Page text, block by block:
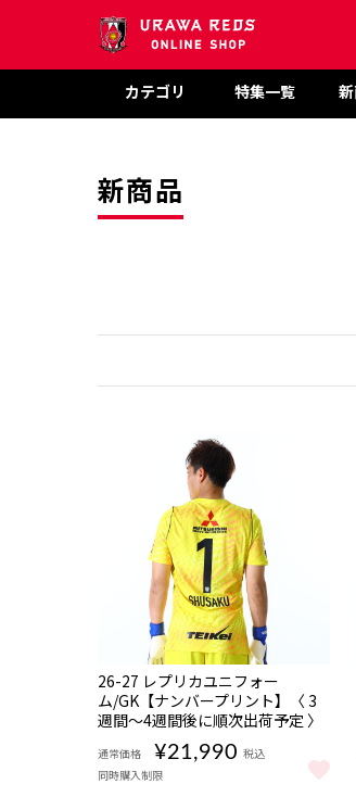
カテゴリ 特集一覧
新商品
NEW
数量
限定
受注
商品
販売期間
08/08 10:00〜
26-27 レプリカユニフォー
ム/GK【ナンバープリント】〈 3
週間〜4週間後に順次出荷予定 〉
通常価格 ¥21,990 税込
同時購入制限